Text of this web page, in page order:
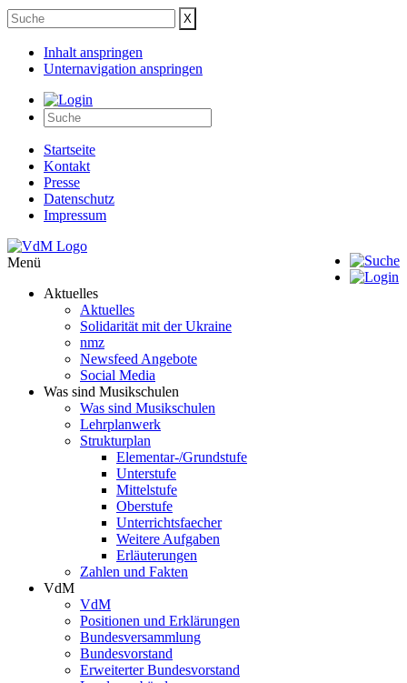
Inhalt anspringen
Unternavigation anspringen
Startseite
Kontakt
Presse
Datenschutz
Impressum
Menü
Aktuelles
Aktuelles
Solidarität mit der Ukraine
nmz
Newsfeed Angebote
Social Media
Was sind Musikschulen
Was sind Musikschulen
Lehrplanwerk
Strukturplan
Elementar-/Grundstufe
Unterstufe
Mittelstufe
Oberstufe
Unterrichtsfaecher
Weitere Aufgaben
Erläuterungen
Zahlen und Fakten
VdM
VdM
Positionen und Erklärungen
Bundesversammlung
Bundesvorstand
Erweiterter Bundesvorstand